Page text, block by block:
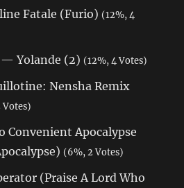
Fatale (Furio) (12%, 4
Yolande (2) (12%, 4 Votes)
Nensha Remix
Votes)
Convenient Apocalypse
(6%, 2 Votes)
(Praise A Lord Who